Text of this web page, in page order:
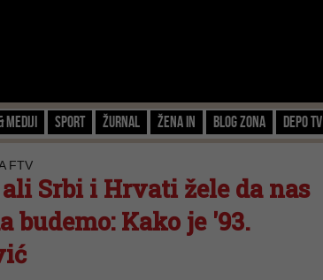
Mediji Sport Žurnal Žena IN Blog zona Depo TV
FTV
Srbi i Hrvati žele da nas
budemo: Kako je '93.